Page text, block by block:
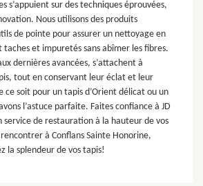
s’appuient sur des techniques éprouvées,
Nous utilisons des produits
de pointe pour assurer un nettoyage en
et impuretés sans abîmer les fibres.
dernières avancées, s’attachent à
tout en conservant leur éclat et leur
ce soit pour un tapis d’Orient délicat ou un
l’astuce parfaite. Faites confiance à JD
service de restauration à la hauteur de vos
à Conflans Sainte Honorine,
la splendeur de vos tapis!